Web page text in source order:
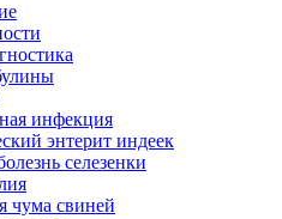
инфекция
энтерит индеек
селезенки
чума свиней